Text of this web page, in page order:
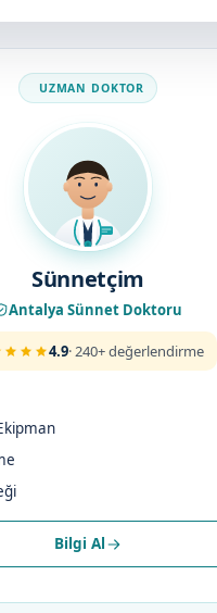
Sünnetçim
Antalya Sünnet Doktoru
4.9· 240+ değerlendirme
Bilgi Al